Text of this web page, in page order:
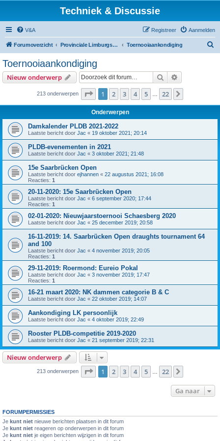
Techniek & Discussie
V&A Aanmelden
Registreer
Forumoverzicht Provinciale Limburgse Dambond Toernooiaankondiging
Toernooiaankondiging
Nieuw onderwerp Zoek
213 onderwerpen Pagina van 22
1 2 3 4 5 22
Onderwerpen
Damkalender PLDB 2021-2022
Laatste bericht door Jac « 19 oktober 2021; 20:14
PLDB-evenementen in 2021
Laatste bericht door Jac « 3 oktober 2021; 21:48
15e Saarbrücken Open
Laatste bericht door ejhannen « 22 augustus 2021; 16:08
Reacties: 1
20-11-2020: 15e Saarbrücken Open
Laatste bericht door Jac « 6 september 2020; 17:44
Reacties: 1
02-01-2020: Nieuwjaarstoernooi Schaesberg 2020
Laatste bericht door Jac « 25 december 2019; 20:58
16-11-2019: 14. Saarbrücken Open draughts tournament 64
and 100
Laatste bericht door Jac « 4 november 2019; 20:05
Reacties: 1
29-11-2019: Roermond: Eureio Pokal
Laatste bericht door Jac « 3 november 2019; 17:47
Reacties: 1
16-21 maart 2020: NK dammen categorie B & C
Laatste bericht door Jac « 22 oktober 2019; 14:07
Aankondiging LK persoonlijk
Laatste bericht door Jac « 4 oktober 2019; 22:49
Rooster PLDB-competitie 2019-2020
Laatste bericht door Jac « 21 september 2019; 22:31
Nieuw onderwerp
213 onderwerpen Pagina van 22
1 2 3 4 5 22
Ga naar
FORUMPERMISSIES
Je kunt niet nieuwe berichten plaatsen in dit forum
Je kunt niet reageren op onderwerpen in dit forum
Je kunt niet je eigen berichten wijzigen in dit forum